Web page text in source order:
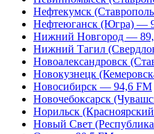
Нефтекумск
Нефтеюганск (Югра) —
Нижний Новгород —
Нижний Тагил
Новоалександровск
Новокузнецк
Новосибирск — 94,6 FM
Новочебоксарск
Норильск
Новый Свет